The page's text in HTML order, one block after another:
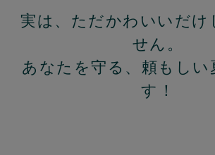
実は、ただかわいいだけ
せん。
あなたを守る、頼もしい
す！